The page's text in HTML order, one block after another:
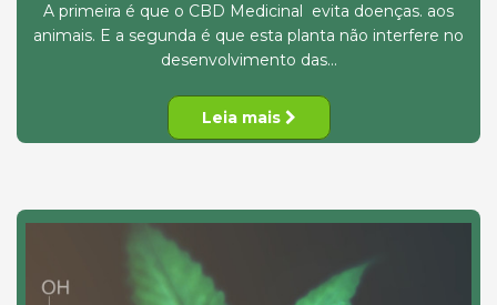
A primeira é que o CBD Medicinal evita doenças. aos
animais. E a segunda é que esta planta não interfere no
desenvolvimento das...
Leia mais